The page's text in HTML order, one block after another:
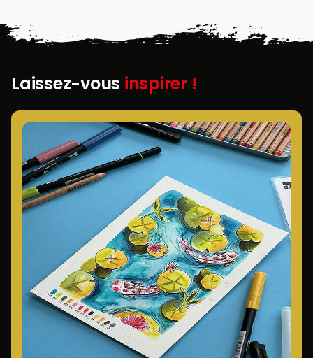
Laissez-vous inspirer !